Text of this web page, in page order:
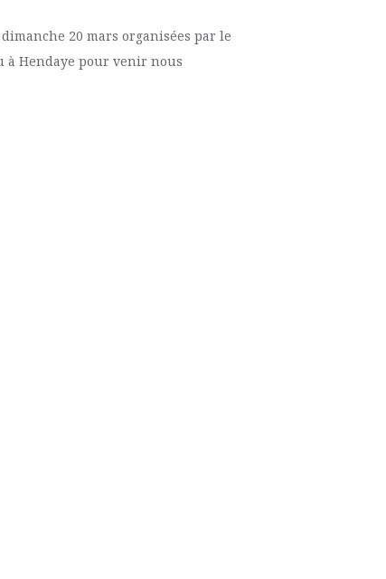
20 mars organisées par le
à Hendaye pour venir nous